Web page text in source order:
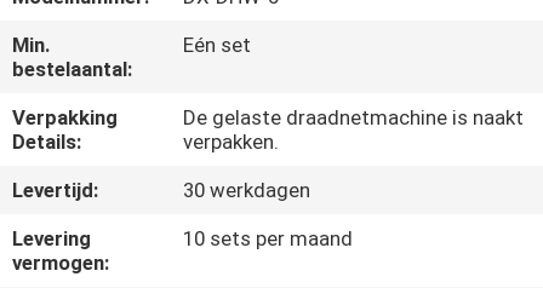
FABRIEKSREIS
KWALITEITSCONTROLE
ONS
Min.
bestelaantal:
Eén set
Verpakking
Details:
De gelaste draadnetmachine is naakt
verpakken.
Levertijd:
30 werkdagen
Levering
vermogen:
10 sets per maand